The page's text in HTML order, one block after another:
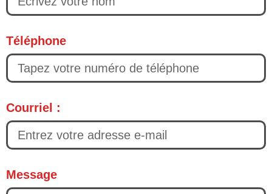
Téléphone
Courriel :
Message